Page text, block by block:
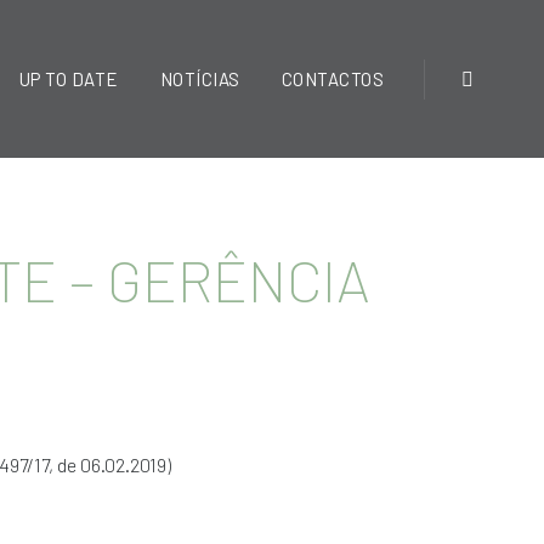
UP TO DATE NOTÍCIAS CONTACTOS
– GERÊNCIA
17, de 06.02.2019)